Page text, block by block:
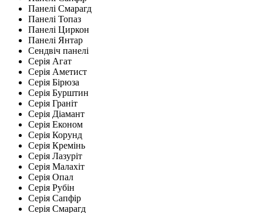
Панелі Смарагд
Панелі Топаз
Панелі Циркон
Панелі Янтар
Сендвіч панелі
Серія Агат
Серія Аметист
Серія Бірюза
Серія Бурштин
Серія Граніт
Серія Діамант
Серія Економ
Серія Корунд
Серія Кремінь
Серія Лазуріт
Серія Малахіт
Серія Опал
Серія Рубін
Серія Сапфір
Серія Смарагд